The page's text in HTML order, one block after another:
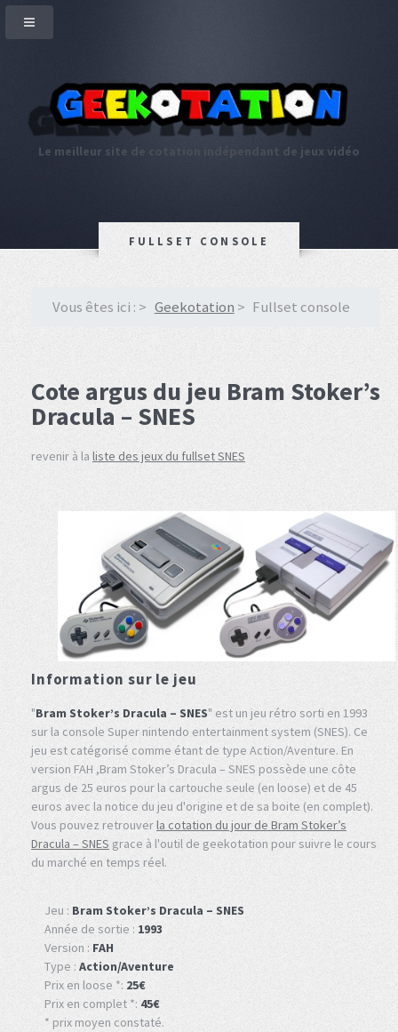
Le meilleur site de cotation indépendant de jeux vidéo
FULLSET CONSOLE
Vous êtes ici : Geekotation Fullset console
Cote argus du jeu Bram Stoker’s
Dracula – SNES
revenir à la liste des jeux du fullset SNES
Information sur le jeu
"Bram Stoker’s Dracula – SNES" est un jeu rétro sorti en 1993
sur la console Super nintendo entertainment system (SNES). Ce
jeu est catégorisé comme étant de type Action/Aventure. En
version FAH ,Bram Stoker’s Dracula – SNES possède une côte
argus de 25 euros pour la cartouche seule (en loose) et de 45
euros avec la notice du jeu d'origine et de sa boite (en complet).
Vous pouvez retrouverla cotation du jour de Bram Stoker’s
Dracula – SNES grace à l'outil de geekotation pour suivre le cours
du marché en temps réel.
Jeu : Bram Stoker’s Dracula – SNES
Année de sortie : 1993
Version : FAH
Type : Action/Aventure
Prix en loose *: 25€
Prix en complet *: 45€
* prix moyen constaté.